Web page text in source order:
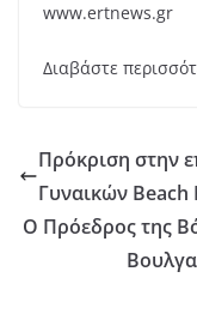
www.ertnews.gr
Διαβάστε
Πρόκριση στην
Γυναικών
Ο Πρόεδρος της